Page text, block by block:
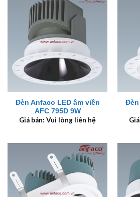
Đèn Anfaco LED âm viền
AFC 795D 9W
Giá bán: Vui lòng liên hệ
Đèn